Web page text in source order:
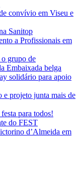
convívio em Viseu e
Sanitop
a Profissionais em
o grupo de
Embaixada belga
solidário para apoio
e projeto junta mais de
para todos!
do FEST
d’Almeida em